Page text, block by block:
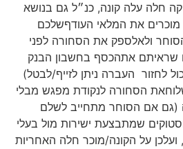
חלה עלה קונה, כנ״ל גם בנושא
את המלאי העודףשלכם
ולאלספק את הסחורה לפני
שראיתם אתהכסף בחשבון הבנק
לחזור העברה ניתן לזייף/לבטל)
הסחורה לנקודת מפגש מבלי
אם הסוחר מתחייב לשלם
שמתבצעת ישירות מול בעלי
על הקונה/מוכר חלה האחריות